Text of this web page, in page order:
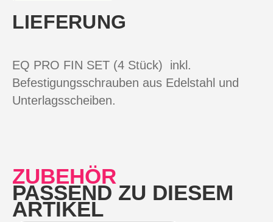
LIEFERUNG
EQ PRO FIN SET (4 Stück) inkl.
Befestigungsschrauben aus Edelstahl und
Unterlagsscheiben.
ZUBEHÖR
PASSEND ZU DIESEM
ARTIKEL